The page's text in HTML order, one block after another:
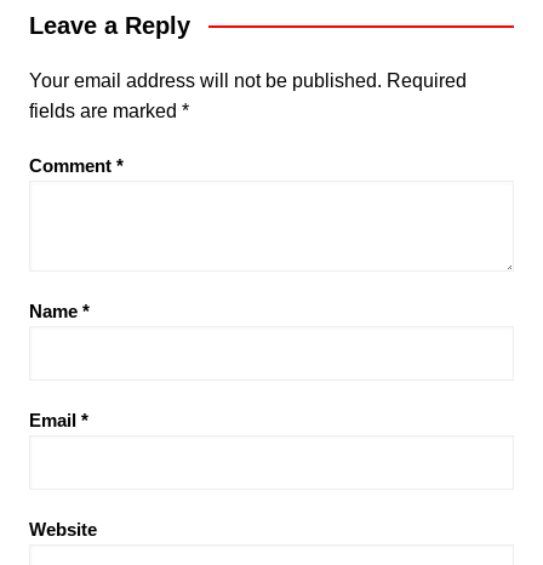
Leave a Reply
Your email address will not be published. Required
fields are marked *
Comment *
Name *
Email *
Website